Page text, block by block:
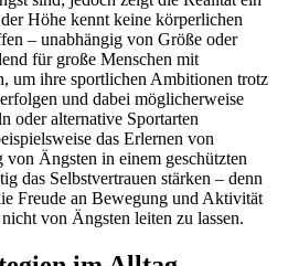
Höhe kennt keine körperlichen
– unabhängig von Größe oder
für große Menschen mit
um ihre sportlichen Ambitionen trotz
und dabei möglicherweise
oder alternative Sportarten
das Erlernen von
Ängsten in einem geschützten
das Selbstvertrauen stärken – denn
Freude an Bewegung und Aktivität
von Ängsten leiten zu lassen.